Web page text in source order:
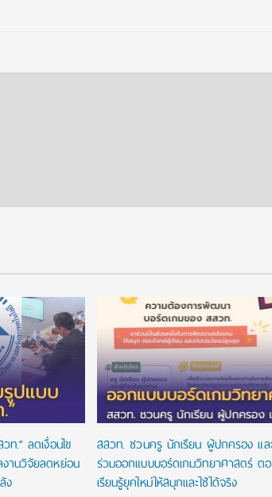
.” ลดเงื่อนไข
านวิจัยลดหย่อน
ง
สสวท. ชวนครู นักเรียน ผู้ปกครอง แล
ร่วมออกแบบบอร์ดเกมวิทยาศาสตร์ ต
เรียนรู้ยุคใหม่ให้สนุกและใช้ได้จริง